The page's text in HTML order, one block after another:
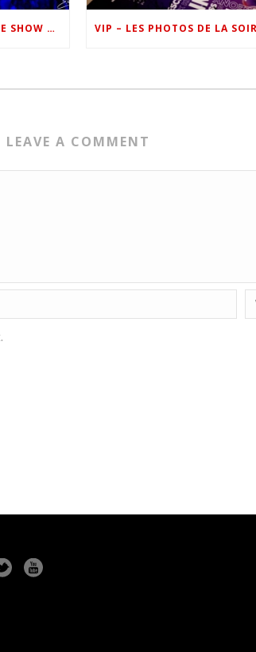
ONE FM STAR NIGHT 2022: LE SHOW EN IMAGES
LEAVE A COMMENT